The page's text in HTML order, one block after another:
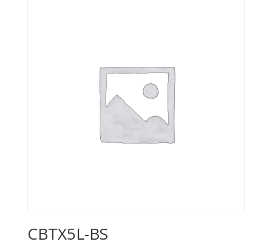
CBTX5L-BS